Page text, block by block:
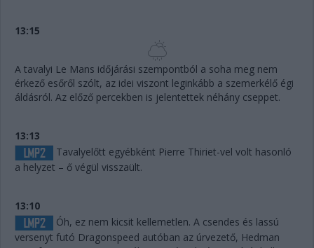
13:15
A tavalyi Le Mans időjárási szempontból a soha meg nem
érkező esőről szólt, az idei viszont leginkább a szemerkélő égi
áldásról. Az előző percekben is jelentettek néhány cseppet.
13:13
Tavalyelőtt egyébként Pierre Thiriet-vel volt hasonló
a helyzet – ő végül visszaült.
13:10
Óh, ez nem kicsit kellemetlen. A csendes és lassú
versenyt futó Dragonspeed autóban az úrvezető, Hedman